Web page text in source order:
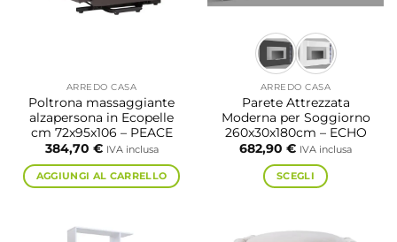
ARREDO CASA
Poltrona massaggiante
alzapersona in Ecopelle
cm 72x95x106 – PEACE
384,70 € IVA inclusa
AGGIUNGI AL CARRELLO
ARREDO CASA
Parete Attrezzata
Moderna per Soggiorno
260x30x180cm – ECHO
682,90 € IVA inclusa
SCEGLI
ha